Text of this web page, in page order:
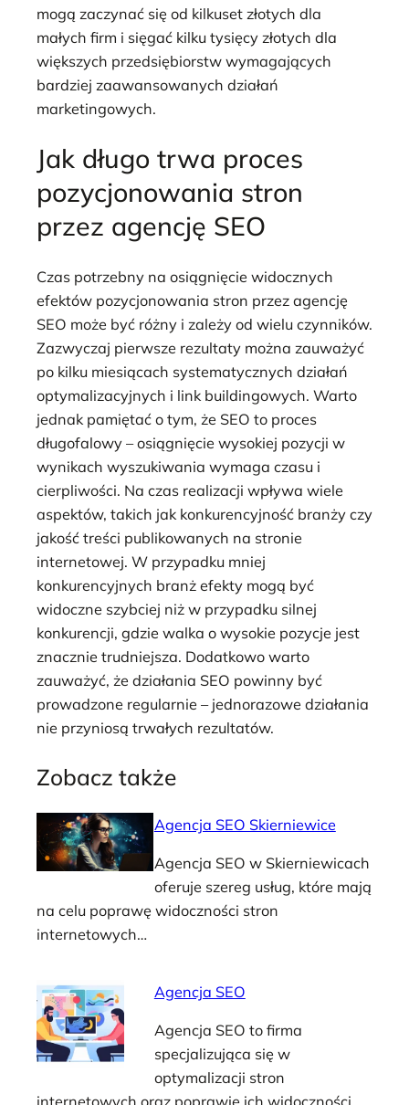
mogą zaczynać się od kilkuset złotych dla
małych firm i sięgać kilku tysięcy złotych dla
większych przedsiębiorstw wymagających
bardziej zaawansowanych działań
marketingowych.
Jak długo trwa proces
pozycjonowania stron
przez agencję SEO
Czas potrzebny na osiągnięcie widocznych
efektów pozycjonowania stron przez agencję
SEO może być różny i zależy od wielu czynników.
Zazwyczaj pierwsze rezultaty można zauważyć
po kilku miesiącach systematycznych działań
optymalizacyjnych i link buildingowych. Warto
jednak pamiętać o tym, że SEO to proces
długofalowy – osiągnięcie wysokiej pozycji w
wynikach wyszukiwania wymaga czasu i
cierpliwości. Na czas realizacji wpływa wiele
aspektów, takich jak konkurencyjność branży czy
jakość treści publikowanych na stronie
internetowej. W przypadku mniej
konkurencyjnych branż efekty mogą być
widoczne szybciej niż w przypadku silnej
konkurencji, gdzie walka o wysokie pozycje jest
znacznie trudniejsza. Dodatkowo warto
zauważyć, że działania SEO powinny być
prowadzone regularnie – jednorazowe działania
nie przyniosą trwałych rezultatów.
Zobacz także
Agencja SEO Skierniewice
Agencja SEO w Skierniewicach
oferuje szereg usług, które mają
na celu poprawę widoczności stron
internetowych…
Agencja SEO
Agencja SEO to firma
specjalizująca się w
optymalizacji stron
internetowych oraz poprawie ich widoczności